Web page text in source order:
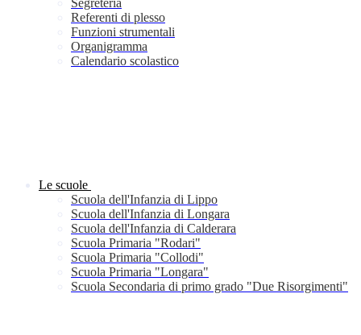
Segreteria
Referenti di plesso
Funzioni strumentali
Organigramma
Calendario scolastico
Le scuole
Scuola dell'Infanzia di Lippo
Scuola dell'Infanzia di Longara
Scuola dell'Infanzia di Calderara
Scuola Primaria "Rodari"
Scuola Primaria "Collodi"
Scuola Primaria "Longara"
Scuola Secondaria di primo grado "Due Risorgimenti"